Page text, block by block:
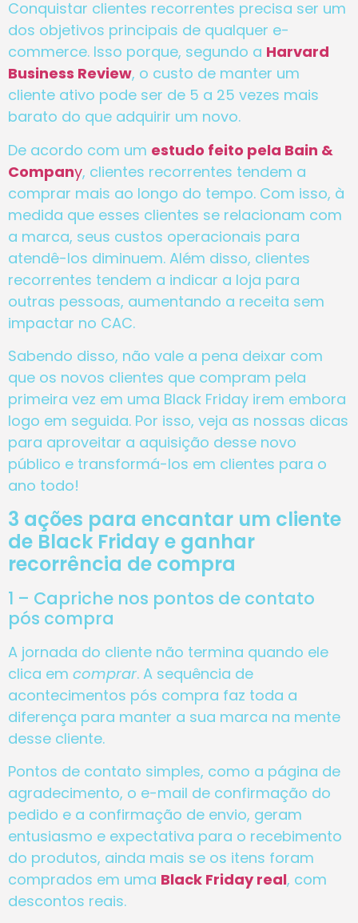
Conquistar clientes recorrentes precisa ser um
dos objetivos principais de qualquer e-
commerce. Isso porque, segundo a Harvard
Business Review, o custo de manter um
cliente ativo pode ser de 5 a 25 vezes mais
barato do que adquirir um novo.
De acordo com um estudo feito pela Bain &
Company, clientes recorrentes tendem a
comprar mais ao longo do tempo. Com isso, à
medida que esses clientes se relacionam com
a marca, seus custos operacionais para
atendê-los diminuem. Além disso, clientes
recorrentes tendem a indicar a loja para
outras pessoas, aumentando a receita sem
impactar no CAC.
Sabendo disso, não vale a pena deixar com
que os novos clientes que compram pela
primeira vez em uma Black Friday irem embora
logo em seguida. Por isso, veja as nossas dicas
para aproveitar a aquisição desse novo
público e transformá-los em clientes para o
ano todo!
3 ações para encantar um cliente
de Black Friday e ganhar
recorrência de compra
1 – Capriche nos pontos de contato
pós compra
A jornada do cliente não termina quando ele
clica em comprar. A sequência de
acontecimentos pós compra faz toda a
diferença para manter a sua marca na mente
desse cliente.
Pontos de contato simples, como a página de
agradecimento, o e-mail de confirmação do
pedido e a confirmação de envio, geram
entusiasmo e expectativa para o recebimento
do produtos, ainda mais se os itens foram
comprados em uma Black Friday real, com
descontos reais.